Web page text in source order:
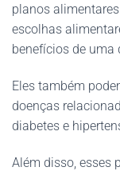
planos
escolhas
benefícios de uma
Eles também
doenças
diabetes e
Além disso, esses